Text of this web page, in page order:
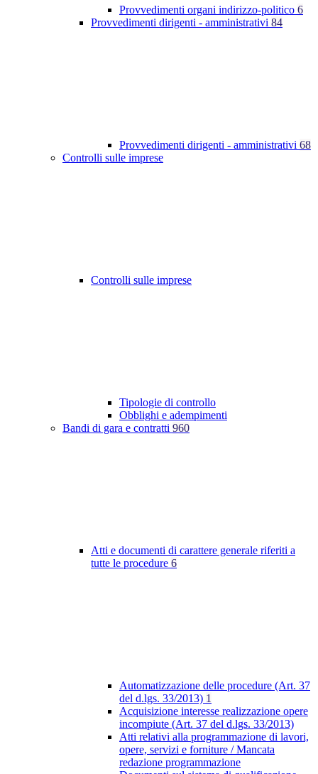
Provvedimenti organi indirizzo-politico 6
Provvedimenti dirigenti - amministrativi 84
Provvedimenti dirigenti - amministrativi 68
Controlli sulle imprese
Controlli sulle imprese
Tipologie di controllo
Obblighi e adempimenti
Bandi di gara e contratti 960
Atti e documenti di carattere generale riferiti a
tutte le procedure 6
Automatizzazione delle procedure (Art. 37
del d.lgs. 33/2013) 1
Acquisizione interesse realizzazione opere
incompiute (Art. 37 del d.lgs. 33/2013)
Atti relativi alla programmazione di lavori,
opere, servizi e forniture / Mancata
redazione programmazione